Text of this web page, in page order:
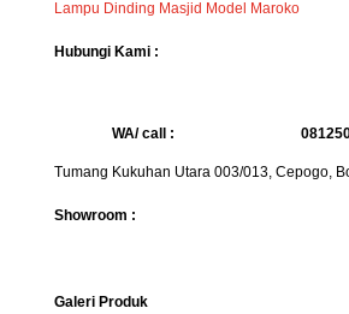
Lampu Dinding Masjid Model Maroko
Hubungi Kami :
WA/ call :
Tumang Kukuhan Utara 003/013, Cepogo,
Showroom :
Galeri Produk